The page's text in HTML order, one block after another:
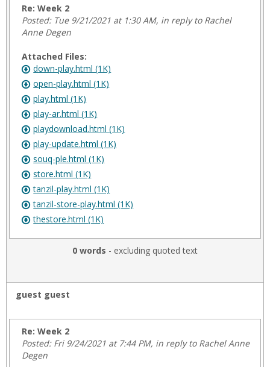
Re: Week 2
Posted: Tue 9/21/2021 at 1:30 AM, in reply to Rachel
Anne Degen
Attached Files:
down-play.html (1K)
open-play.html (1K)
play.html (1K)
play-ar.html (1K)
playdownload.html (1K)
play-update.html (1K)
souq-ple.html (1K)
store.html (1K)
tanzil-play.html (1K)
tanzil-store-play.html (1K)
thestore.html (1K)
0 words - excluding quoted text
guest guest
Re: Week 2
Posted: Fri 9/24/2021 at 7:44 PM, in reply to Rachel Anne
Degen